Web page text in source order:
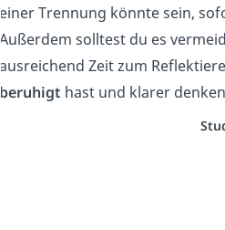
einer Trennung könnte sein,
Außerdem solltest du es
ausreichend Zeit zum
beruhigt hast und klarer